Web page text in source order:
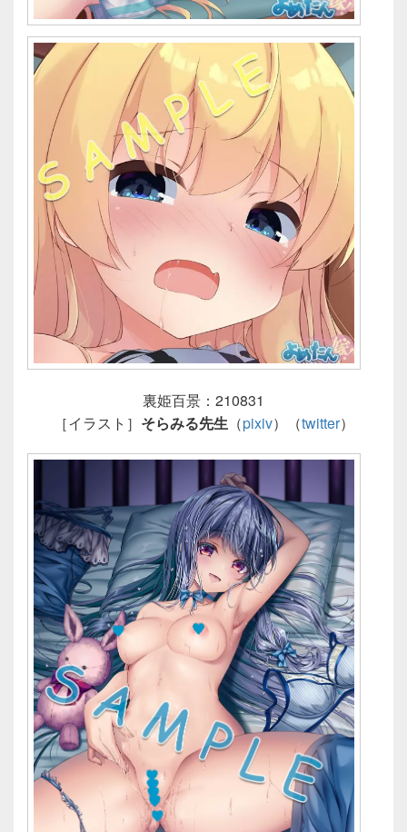
裏姫百景：210831
［イラスト］ そらみる先生（pixiv）（twitter）